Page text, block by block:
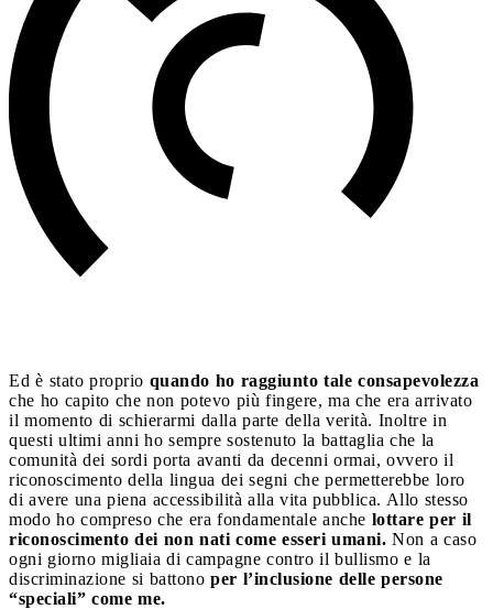
Ed è stato proprio quando ho raggiunto tale consapevolezza
che ho capito che non potevo più fingere, ma che era arrivato
il momento di schierarmi dalla parte della verità. Inoltre in
questi ultimi anni ho sempre sostenuto la battaglia che la
comunità dei sordi porta avanti da decenni ormai, ovvero il
riconoscimento della lingua dei segni che permetterebbe loro
di avere una piena accessibilità alla vita pubblica. Allo stesso
modo ho compreso che era fondamentale anche lottare per il
riconoscimento dei non nati come esseri umani. Non a caso
ogni giorno migliaia di campagne contro il bullismo e la
discriminazione si battono per l’inclusione delle persone
“speciali” come me.